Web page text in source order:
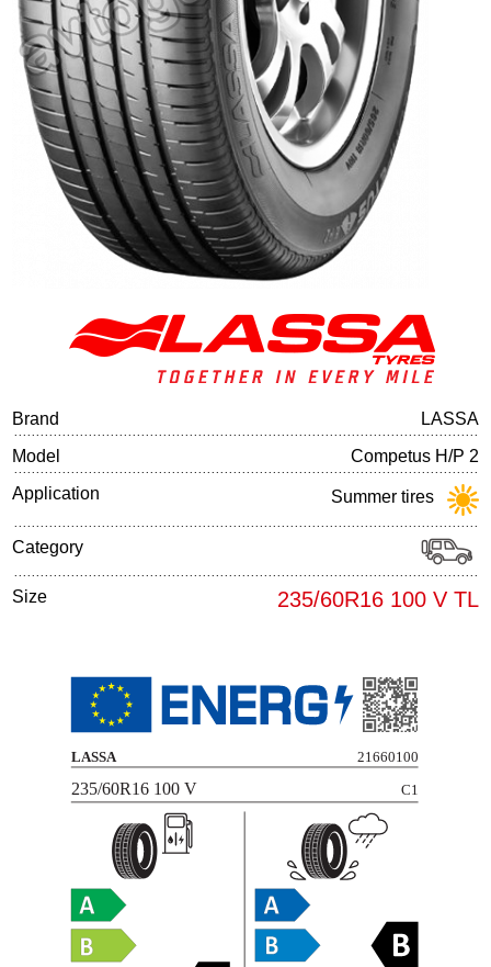
Tire balancing
Brand
LASSA
Model
Competus H/P 2
Application
Summer tires
Category
Size 235/60R16 100 V TL